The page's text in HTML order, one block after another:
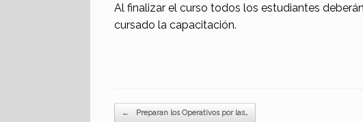
Al finalizar el curso todos los estudiantes
cursado la capacitación.
Navegador de artículos
← Preparan los Operativos por las…